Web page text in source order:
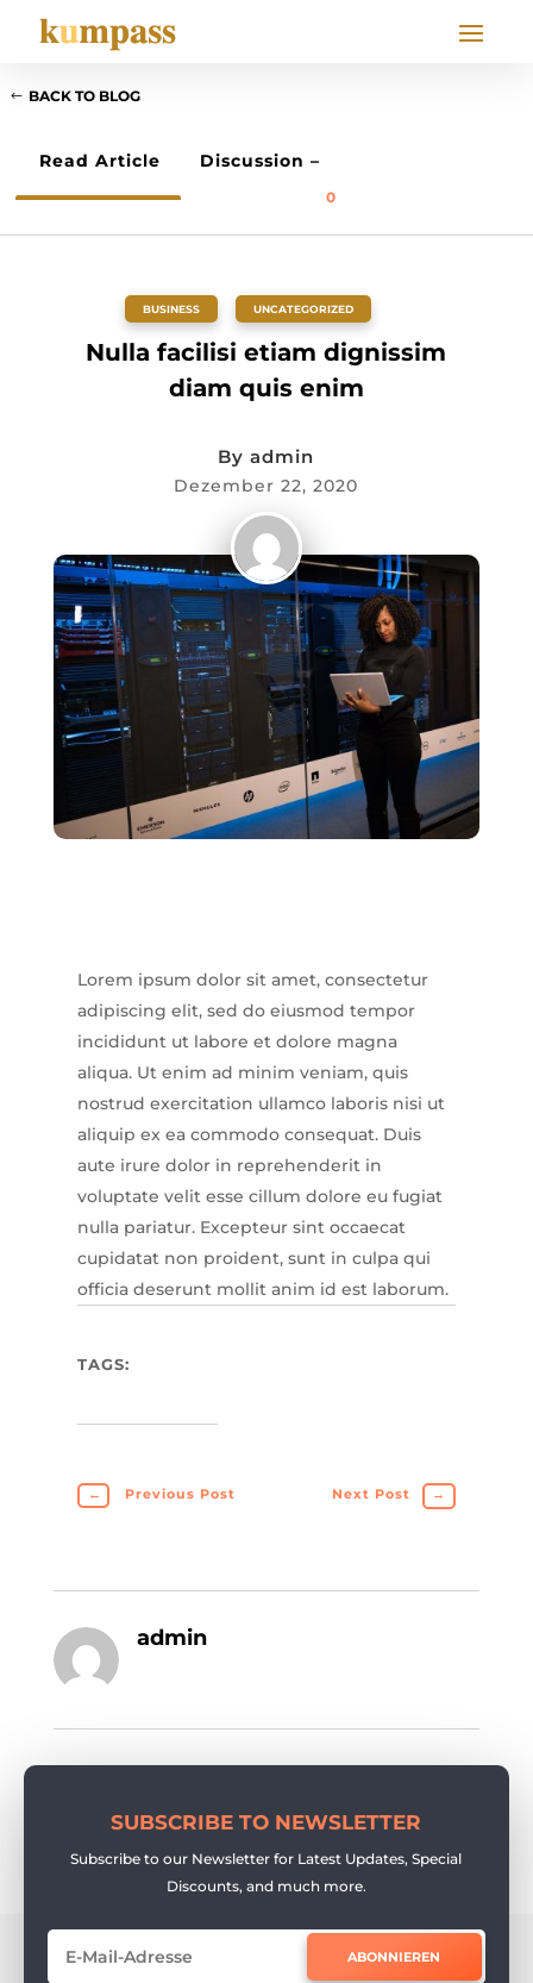
BACK TO BLOG
Read Article Discussion –
0
BUSINESS UNCATEGORIZED
Nulla facilisi etiam dignissim
diam quis enim
Byadmin
Dezember 22, 2020
Lorem ipsum dolor sit amet, consectetur
adipiscing elit, sed do eiusmod tempor
incididunt ut labore et dolore magna
aliqua. Ut enim ad minim veniam, quis
nostrud exercitation ullamco laboris nisi ut
aliquip ex ea commodo consequat. Duis
aute irure dolor in reprehenderit in
voluptate velit esse cillum dolore eu fugiat
nulla pariatur. Excepteur sint occaecat
cupidatat non proident, sunt in culpa qui
officia deserunt mollit anim id est laborum.
TAGS:
← Previous Post Next Post →
admin
SUBSCRIBE TO NEWSLETTER
Subscribe to our Newsletter for Latest Updates, Special
Discounts, and much more.
ABONNIEREN